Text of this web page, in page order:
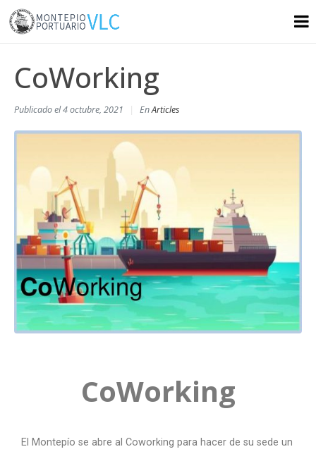
CoWorking
Publicado el4 octubre, 2021 EnArticles
CoWorking
El Montepío se abre al Coworking para hacer de su sede un